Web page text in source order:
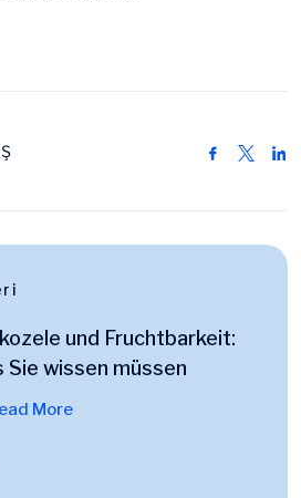
und Fruchtbarkeit:
Sie wissen müssen
More